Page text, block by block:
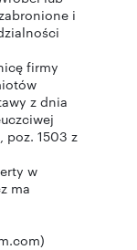
i
firmy
z dnia
poz. 1503 z
w
ma